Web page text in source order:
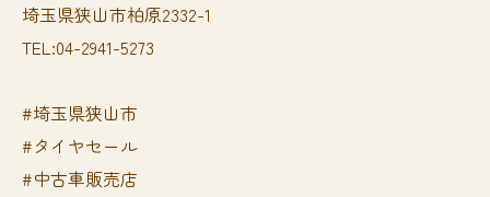
埼玉県狭山市柏原2332-1
TEL:04-2941-5273
#埼玉県狭山市
#タイヤセール
#中古車販売店